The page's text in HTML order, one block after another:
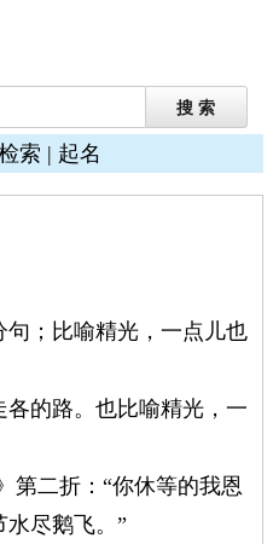
索 | 起名
；比喻精光，一点儿也
各的路。也比喻精光，一
第二折：“你休等的我恩
水尽鹅飞。”